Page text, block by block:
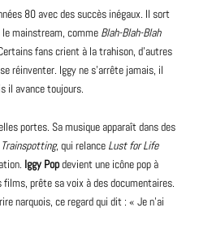
80 avec des succès inégaux. Il sort
mainstream, comme Blah-Blah-Blah
fans crient à la trahison, d’autres
réinventer. Iggy ne s’arrête jamais, il
il avance toujours.
portes. Sa musique apparaît dans des
Trainspotting, qui relance Lust for Life
Iggy Popdevient une icône pop à
prête sa voix à des documentaires.
narquois, ce regard qui dit : « Je n’ai